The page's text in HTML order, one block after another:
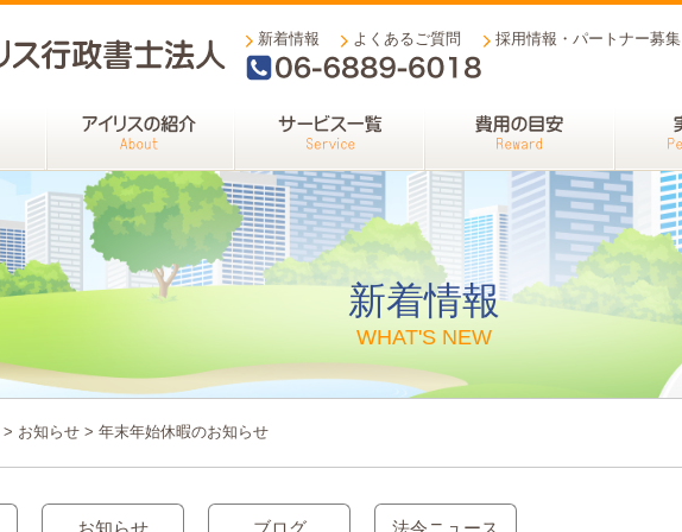
新着情報 よくあるご質問 採用情報・パートナー募集
新着情報
WHAT'S NEW
> お知らせ > 年末年始休暇のお知らせ
お知らせ ブログ 法令ニュース